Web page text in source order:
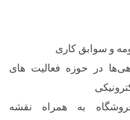
و سوابق کاری
در حوزه فعالیت های
به همراه نقشه